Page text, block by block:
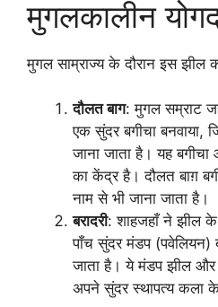
मुगलकालीन
मुगल साम्राज्य के दौरान इस झील
दौलत बाग: मुगल सम्राट
एक सुंदर बगीचा बनवाया,
जाना जाता है। यह
का केंद्र है। दौलत बाग़
नाम से भी जाना जाता है।
बरादरी: शाहजहाँ ने झील के
पाँच सुंदर मंडप (पवेलियन)
जाता है। ये मंडप झील
अपने सुंदर स्थापत्य कला के